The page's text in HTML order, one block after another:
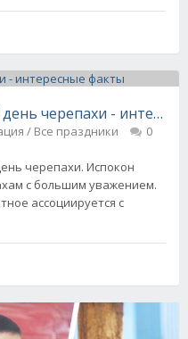
черепахи -
Информация / Все праздники 0
черепахи. Испокон
с большим уважением.
ассоциируется с